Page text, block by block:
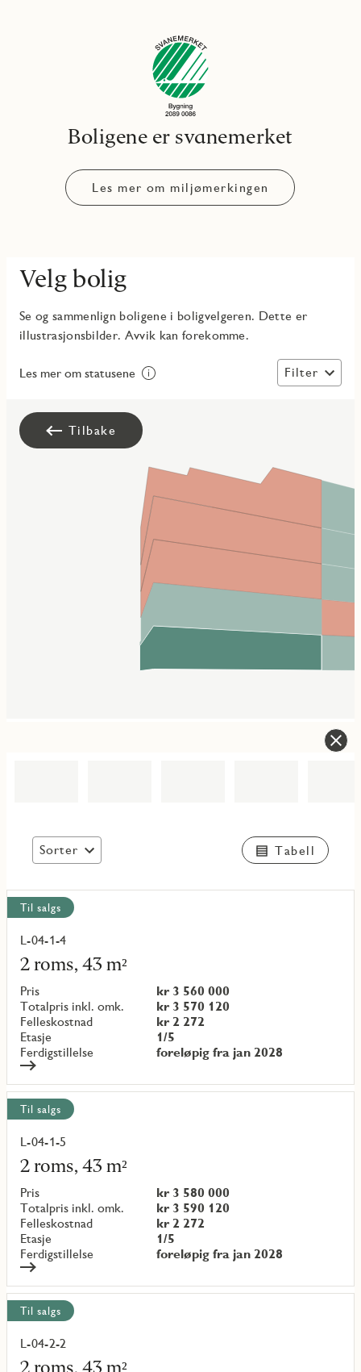
Boligene er svanemerket
Les mer om miljømerkingen
Velg bolig
Se og sammenlign boligene i boligvelgeren. Dette er
illustrasjonsbilder. Avvik kan forekomme.
Les mer om statusene Filter
Tilbake
Sorter Tabell
Vis
alle
objekt
Til salgs
L-04-1-4
2 roms, 43 m²
Pris
kr 3 560 000
Totalpris inkl. omk.
kr 3 570 120
Felleskostnad
kr 2 272
Etasje
1/5
Ferdigstillelse
foreløpig fra jan 2028
Les
mer
om
objekt
{objectNumber}
Til salgs
L-04-1-5
2 roms, 43 m²
Pris
kr 3 580 000
Totalpris inkl. omk.
kr 3 590 120
Felleskostnad
kr 2 272
Etasje
1/5
Ferdigstillelse
foreløpig fra jan 2028
Les
mer
om
objekt
{objectNumber}
Til salgs
L-04-2-2
2 roms, 43 m²
Les
mer